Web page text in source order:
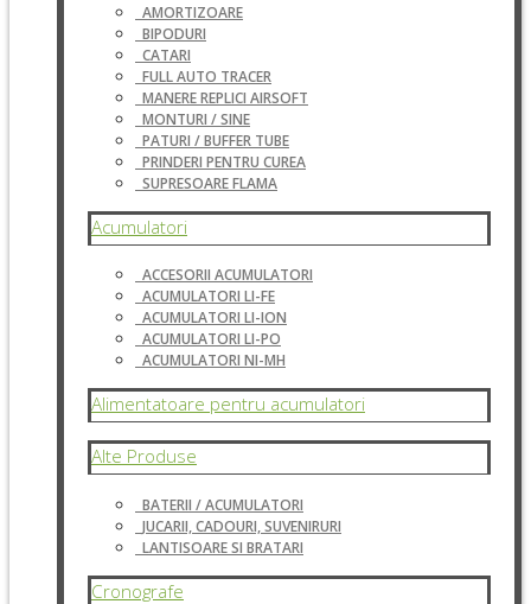
AMORTIZOARE
BIPODURI
CATARI
FULL AUTO TRACER
MANERE REPLICI AIRSOFT
MONTURI / SINE
PATURI / BUFFER TUBE
PRINDERI PENTRU CUREA
SUPRESOARE FLAMA
Acumulatori
ACCESORII ACUMULATORI
ACUMULATORI LI-FE
ACUMULATORI LI-ION
ACUMULATORI LI-PO
ACUMULATORI NI-MH
Alimentatoare pentru acumulatori
Alte Produse
BATERII / ACUMULATORI
JUCARII, CADOURI, SUVENIRURI
LANTISOARE SI BRATARI
Cronografe